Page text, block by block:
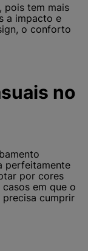
pois tem mais
a impacto e
o conforto
no
perfeitamente
por cores
em que o
cumprir